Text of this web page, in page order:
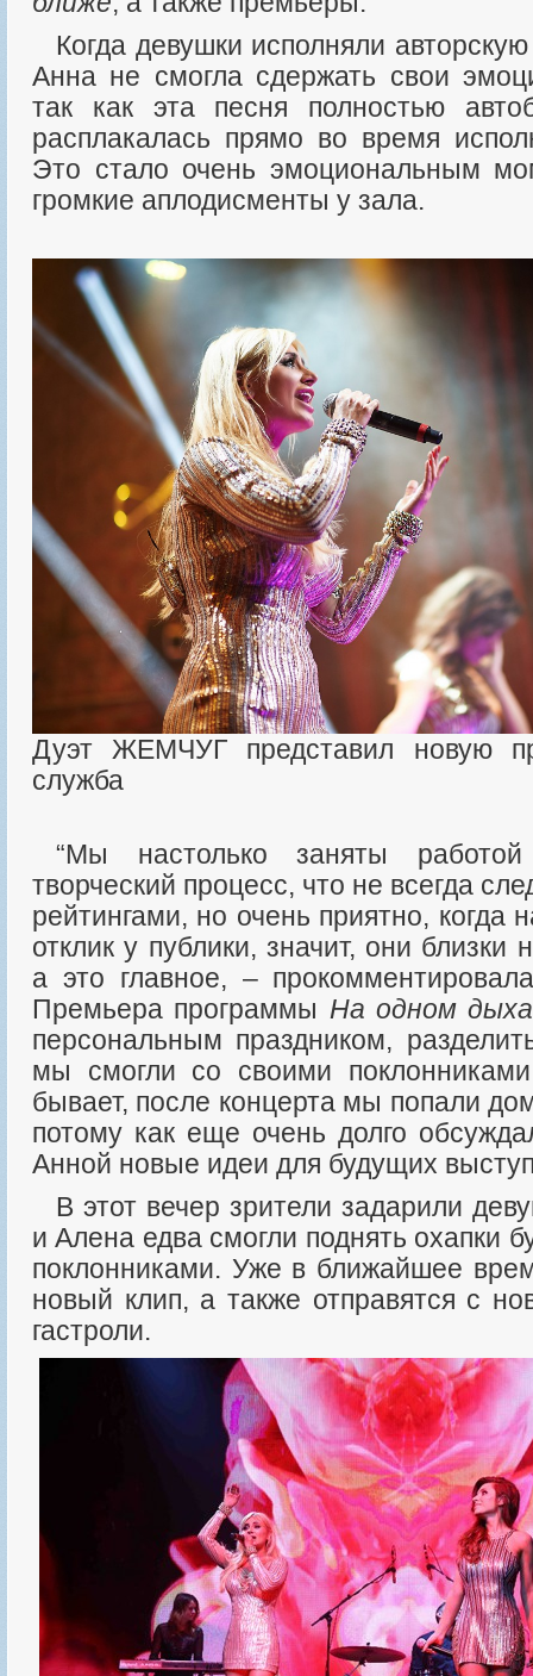
Когда девушки исполняли
Анна не смогла сдержать свои
так как эта песня полностью
расплакалась прямо во время
Это стало очень эмоциональным
громкие аплодисменты у зала.
Дуэт ЖЕМЧУГ представил новую
служба
“Мы настолько заняты работой и погружены в
творческий процесс, что не всегда
рейтингами, но очень приятно, когда
отклик у публики, значит, они
а это главное, –
Премьера программы На одном
персональным праздником,
мы смогли со своими
бывает, после концерта мы попали
потому как еще очень долго
Анной новые идеи для будущих
В этот вечер зрители задарили девушек цветами. Анна
и Алена едва смогли поднять охапки
поклонниками. Уже в ближайшее
новый клип, а также отправятся с
гастроли.